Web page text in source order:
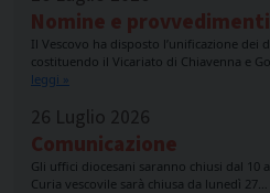
Nomine e provvedimenti
Il Vescovo ha disposto l’unificazione dei
costituendo il Vicariato di Chiavenna e
leggi »
26 Luglio 2026
Comunicazione
Gli uffici diocesani saranno chiusi dal 10
Curia vescovile sarà chiusa da lunedì 27…